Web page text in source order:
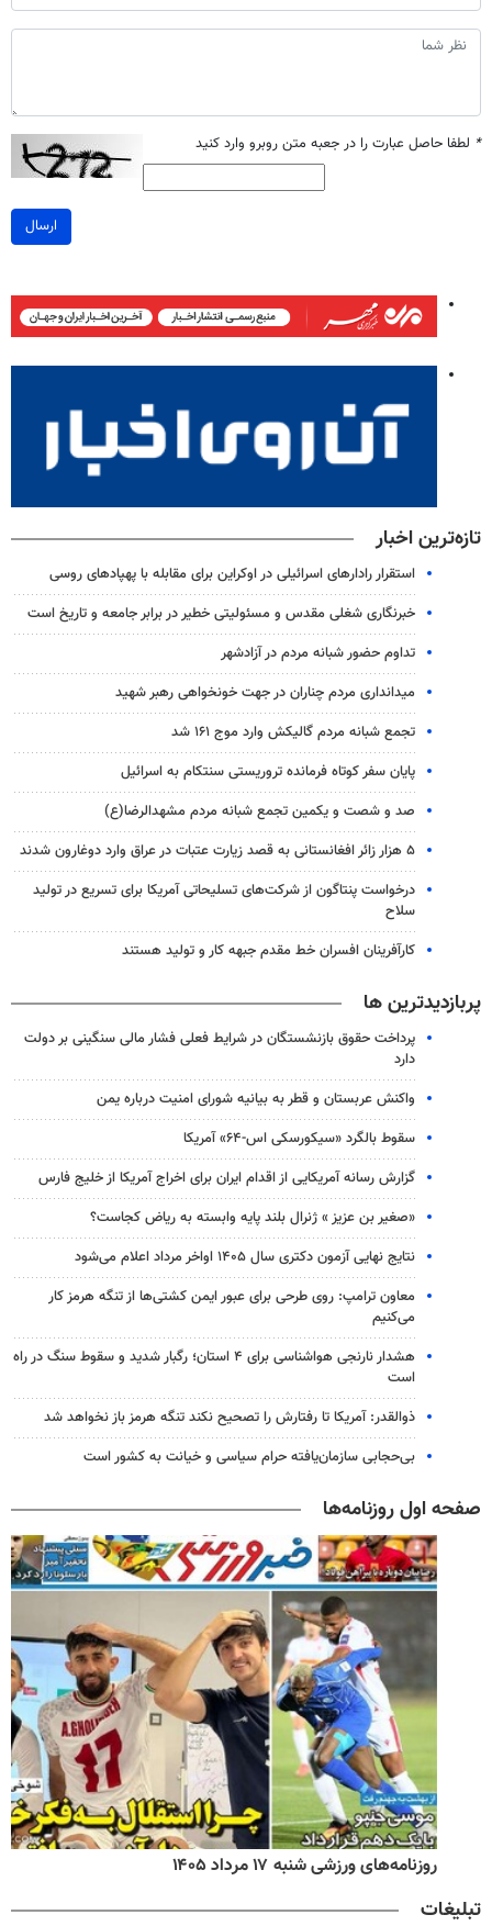
* لطفا حاصل عبارت را در جعبه متن روبرو وارد کنید
ارسال
تازه‌ترین اخبار
استقرار رادارهای اسرائیلی در اوکراین برای مقابله با پهپادهای روسی
خبرنگاری شغلی مقدس و مسئولیتی خطیر در برابر جامعه و تاریخ است
تداوم حضور شبانه مردم در آزادشهر
میدانداری مردم چناران در جهت خونخواهی رهبر شهید
تجمع شبانه مردم گالیکش وارد موج ۱۶۱ شد
پایان سفر کوتاه فرمانده تروریستی سنتکام به اسرائیل
صد و شصت و یکمین تجمع شبانه مردم مشهدالرضا(ع)
۵ هزار زائر افغانستانی به قصد زیارت عتبات در عراق وارد دوغارون شدند
درخواست پنتاگون از شرکت‌های تسلیحاتی آمریکا برای تسریع در تولید
سلاح
کارآفرینان افسران خط مقدم جبهه کار و تولید هستند
پربازدیدترین ها
پرداخت حقوق بازنشستگان در شرایط فعلی فشار مالی سنگینی بر دولت
دارد
واکنش عربستان و قطر به بیانیه شورای امنیت درباره یمن
سقوط بالگرد «سیکورسکی اس-۶۴» آمریکا
گزارش رسانه آمریکایی از اقدام ایران برای اخراج آمریکا از خلیج فارس
«صغیر بن عزیز » ژنرال بلند پایه وابسته به ریاض کجاست؟
نتایج نهایی آزمون دکتری سال ۱۴۰۵ اواخر مرداد اعلام می‌شود
معاون ترامپ: روی طرحی برای عبور ایمن کشتی‌ها از تنگه هرمز کار
می‌کنیم
هشدار نارنجی هواشناسی برای ۴ استان؛ رگبار شدید و سقوط سنگ در راه
است
ذوالقدر: آمریکا تا رفتارش را تصحیح نکند تنگه هرمز باز نخواهد شد
بی‌حجابی سازمان‌یافته حرام سیاسی و خیانت به کشور است
صفحه اول روزنامه‌ها
روزنامه‌های ورزشی شنبه ۱۷ مرداد ۱۴۰۵
تبلیغات